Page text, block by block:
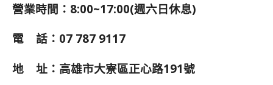
營業時間：8:00~17:00(週六日休息)
電 話：07 787 9117
地 址：高雄市大寮區正心路191號